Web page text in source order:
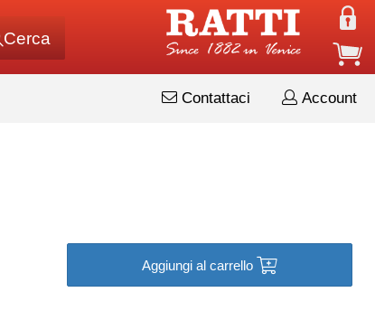
Cerca
Account
Contattaci
Aggiungi al carrello